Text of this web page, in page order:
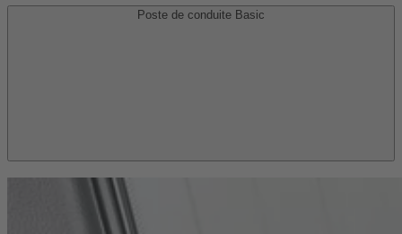
Poste de conduite Basic